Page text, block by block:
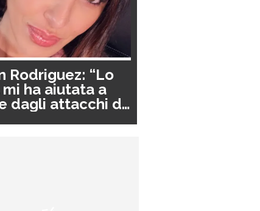
Rodriguez: “Lo
ha aiutata a
dagli attacchi di